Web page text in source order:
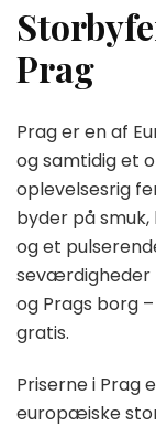
Prag
Prag er en af
og samtidig et
oplevelsesrig
byder på
og et
seværdigheder
og Prags borg
gratis.
Priserne i Prag
europæiske